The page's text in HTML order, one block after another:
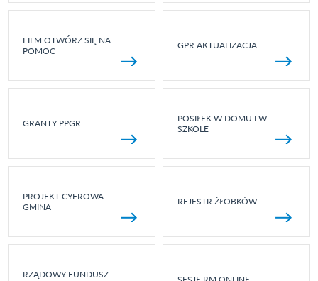
FILM OTWÓRZ SIĘ NA
POMOC
GPR AKTUALIZACJA
GRANTY PPGR
POSIŁEK W DOMU I W
SZKOLE
PROJEKT CYFROWA
GMINA
REJESTR ŻŁOBKÓW
RZĄDOWY FUNDUSZ